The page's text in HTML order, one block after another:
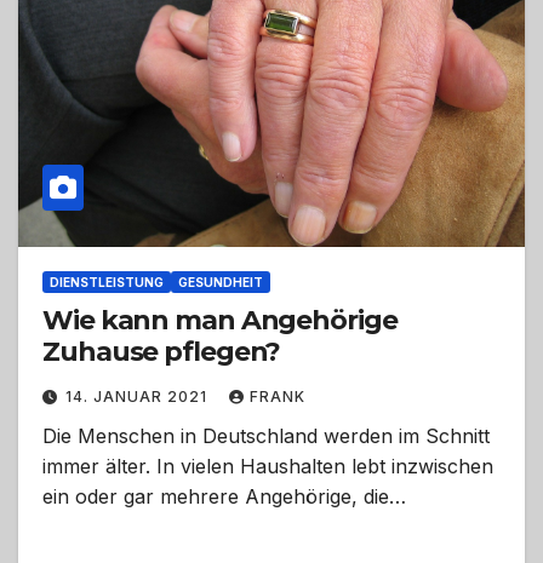
DIENSTLEISTUNG GESUNDHEIT
Wie kann man Angehörige
Zuhause pflegen?
14. JANUAR 2021 FRANK
Die Menschen in Deutschland werden im Schnitt
immer älter. In vielen Haushalten lebt inzwischen
ein oder gar mehrere Angehörige, die…